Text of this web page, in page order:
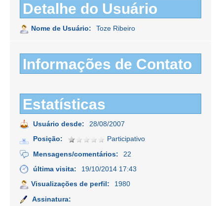
Detalhe do Usuário
Nome de Usuário: Toze Ribeiro
Informações de Contato
Estatísticas
Usuário desde:
28/08/2007
Posição:
Participativo
Mensagens/comentários:
22
última visita:
19/10/2014 17:43
Visualizações de perfil:
1980
Assinatura: